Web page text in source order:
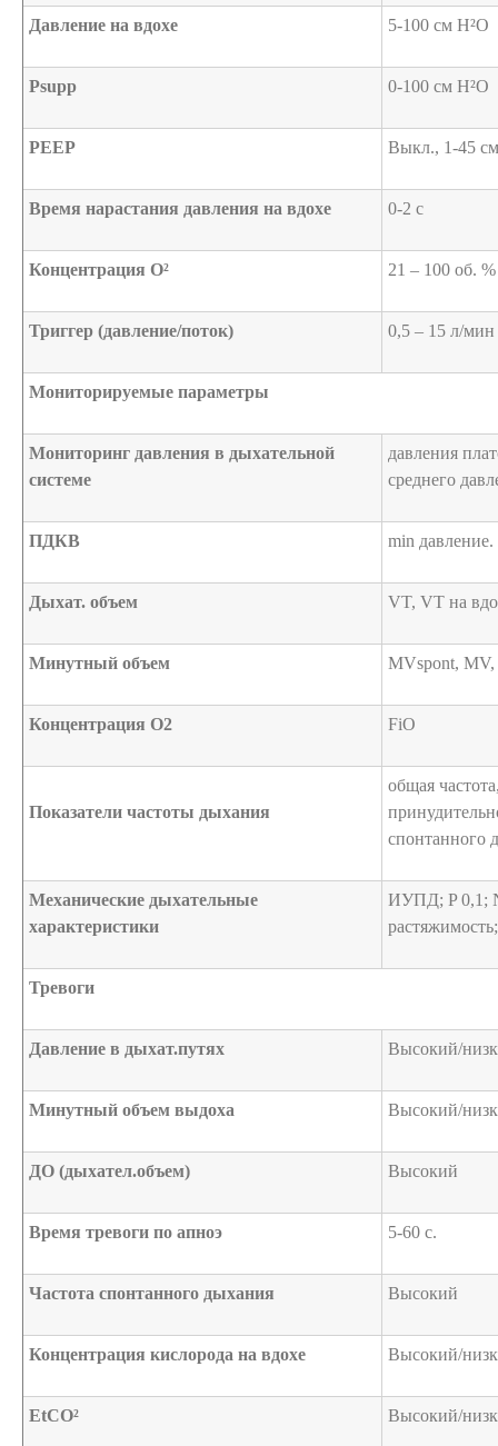
Давление на вдохе 5-100 см H²O
Psupp 0-100 см H²O
PEEP Выкл., 1-45
Время нарастания давления на вдохе 0-2 с
Концентрация О² 21 – 100 об. %
Триггер (давление/поток) 0,5 – 15 л/мин
Мониторируемые параметры
Мониторинг давления в дыхательной
системе
давления
среднего
ПДКВ min давление.
Дыхат. объем VT, VT на
Минутный объем MVspont,
Концентрация O2 FiO
Показатели частоты дыхания
общая
спонтанного
Механические дыхательные
характеристики
ИУПД; P 0,1;
Тревоги
Давление в дыхат.путях Высокий/
Минутный объем выдоха Высокий/
ДО (дыхател.объем) Высокий
Время тревоги по апноэ 5-60 с.
Частота спонтанного дыхания Высокий
Концентрация кислорода на вдохе Высокий/
EtCO² Высокий/